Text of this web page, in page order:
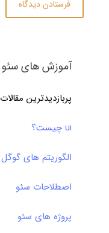
آموزش های سئو
پربازدیدترین مقالات
ui چیست؟
الگوریتم های گوگل
اصطلاحات سئو
پروژه های سئو